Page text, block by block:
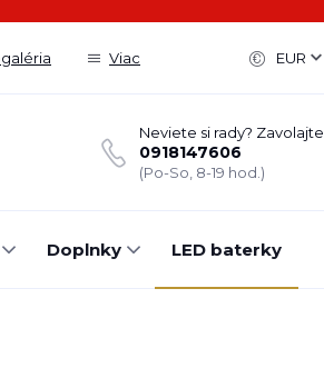
Viac EUR
Neviete si rady? Zavolajte.
0918147606
(Po-So, 8-19 hod.)
Doplnky LED baterky